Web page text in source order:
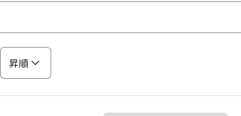
昇順